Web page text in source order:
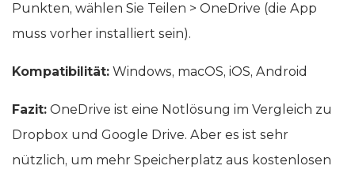
Punkten, wählen Sie Teilen > OneDrive (die App
muss vorher installiert sein).
Kompatibilität: Windows, macOS, iOS, Android
Fazit: OneDrive ist eine Notlösung im Vergleich zu
Dropbox und Google Drive. Aber es ist sehr
nützlich, um mehr Speicherplatz aus kostenlosen